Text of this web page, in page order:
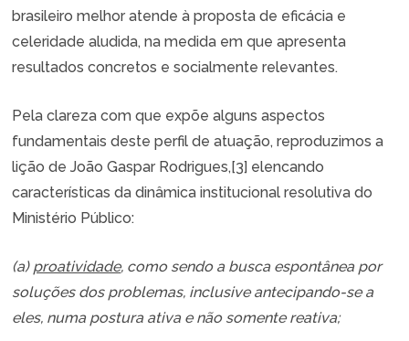
brasileiro melhor atende à proposta de eficácia e
celeridade aludida, na medida em que apresenta
resultados concretos e socialmente relevantes.
Pela clareza com que expõe alguns aspectos
fundamentais deste perfil de atuação, reproduzimos a
lição de João Gaspar Rodrigues,[3] elencando
características da dinâmica institucional resolutiva do
Ministério Público:
(a) proatividade, como sendo a busca espontânea por
soluções dos problemas, inclusive antecipando-se a
eles, numa postura ativa e não somente reativa;